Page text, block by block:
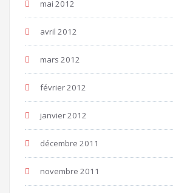
mai 2012
avril 2012
mars 2012
février 2012
janvier 2012
décembre 2011
novembre 2011